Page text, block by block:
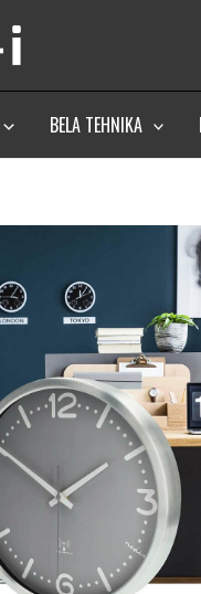
BELA TEHNIKA